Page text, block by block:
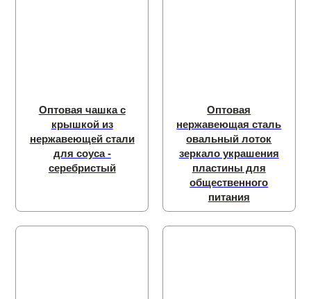
Оптовая чашка с
крышкой из
нержавеющей стали
для соуса -
серебристый
Оптовая
нержавеющая сталь
овальный лоток
зеркало украшения
пластины для
общественного
питания